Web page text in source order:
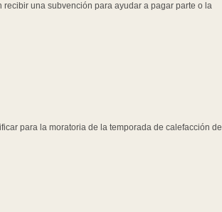
una subvención para ayudar a pagar parte o la
para la moratoria de la temporada de calefacción de